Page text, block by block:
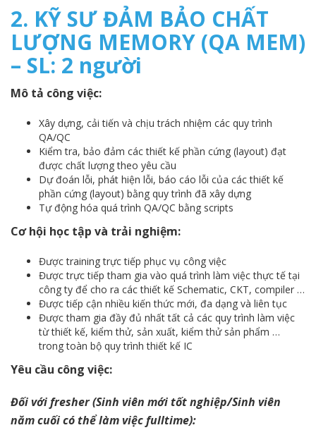
2. KỸ SƯ ĐẢM BẢO CHẤT
LƯỢNG MEMORY (QA MEM)
– SL: 2 người
Mô tả công việc:
Xây dựng, cải tiến và chịu trách nhiệm các quy trình
QA/QC
Kiểm tra, bảo đảm các thiết kế phần cứng (layout) đạt
được chất lượng theo yêu cầu
Dự đoán lỗi, phát hiện lỗi, báo cáo lỗi của các thiết kế
phần cứng (layout) bằng quy trình đã xây dựng
Tự động hóa quá trình QA/QC bằng scripts
Cơ hội học tập và trải nghiệm:
Được training trực tiếp phục vụ công việc
Được trực tiếp tham gia vào quá trình làm việc thực tế tại
công ty để cho ra các thiết kế Schematic, CKT, compiler …
Được tiếp cận nhiều kiến thức mới, đa dạng và liên tục
Được tham gia đầy đủ nhất tất cả các quy trình làm việc
từ thiết kế, kiểm thử, sản xuất, kiểm thử sản phẩm …
trong toàn bộ quy trình thiết kế IC
Yêu cầu công việc:
Đối với fresher (Sinh viên mới tốt nghiệp/Sinh viên
năm cuối có thể làm việc fulltime):